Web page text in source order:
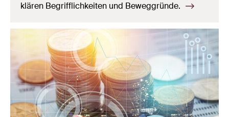
klären Begrifflichkeiten und Beweggründe.